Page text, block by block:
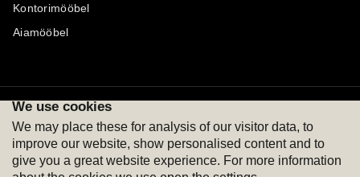
Kontorimööbel
Aiamööbel
Maksevõimalused
We use cookies
We may place these for analysis of our visitor data, to
improve our website, show personalised content and to
give you a great website experience. For more information